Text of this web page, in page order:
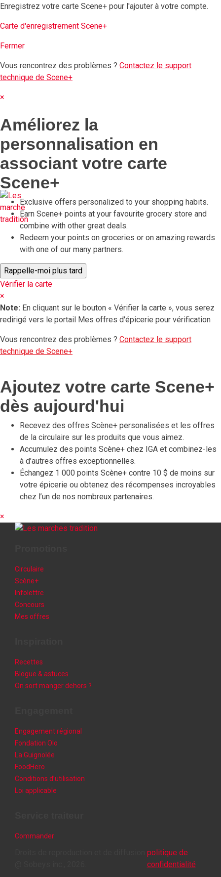
Enregistrez votre carte Scene+ pour l'ajouter à votre compte.
Carte d'enregistrement Scene+
Fermer
Vous rencontrez des problèmes ? Contactez le support
technique de Scene+
×
Améliorez la
personnalisation en
associant votre carte
Scene+
Exclusive offers personalized to your shopping habits.
Earn Scene+ points at your favourite grocery store and
combine with other great deals.
Redeem your points on groceries or on amazing rewards
with one of our many partners.
Vérifier la carte
×
Note: En cliquant sur le bouton « Vérifier la carte », vous serez
redirigé vers le portail Mes offres d'épicerie pour vérification
Vous rencontrez des problèmes ? Contactez le support
technique de Scene+
Ajoutez votre carte Scene+
dès aujourd'hui
Recevez des offres Scène+ personalisées et les offres
de la circulaire sur les produits que vous aimez.
Accumulez des points Scène+ chez IGA et combinez-les
à d’autres offres exceptionnelles.
Échangez 1 000 points Scène+ contre 10 $ de moins sur
votre épicerie ou obtenez des récompenses incroyables
chez l’un de nos nombreux partenaires.
×
Circulaire
Scène+
Infolettre
Concours
Mes offres
Recettes
Blogue & astuces
On sort manger dehors ?
Engagement régional
Fondation Olo
La Guignolée
FoodHero
Conditions d’utilisation
Loi applicable
Commander
politique de
confidentialité